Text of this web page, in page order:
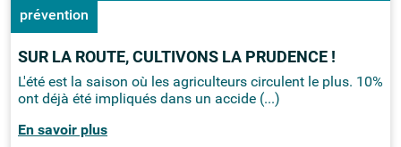
prévention
SUR LA ROUTE, CULTIVONS LA PRUDENCE !
L'été est la saison où les agriculteurs circulent le plus. 10%
ont déjà été impliqués dans un accide (...)
En savoir plus